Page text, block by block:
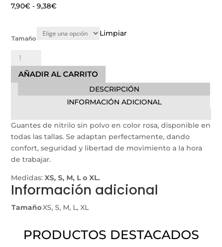
7,90€ - 9,38€Rango
desde
9,38€
Tamaño
Limpiar
Guantes
de
Nitrilo
AÑADIR AL CARRITO
DESCRIPCIÓN
INFORMACIÓN ADICIONAL
Guantes de nitrilo sin polvo en color rosa, disponible en
todas las tallas. Se adaptan perfectamente, dando
confort, seguridad y libertad de movimiento a la hora
de trabajar.
Medidas:XS, S, M, L o XL.
Información adicional
TamañoXS, S, M, L, XL
PRODUCTOS DESTACADOS